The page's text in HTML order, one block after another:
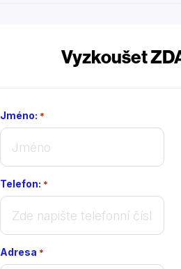
Vyzkoušet
Jméno: *
Telefon: *
Adresa *